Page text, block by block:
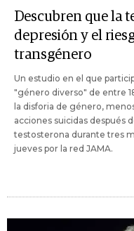
Descubren que la
depresión y el
transgénero
Un estudio en el que
"género diverso" de entre
la disforia de género,
acciones suicidas después
testosterona durante tres
jueves por la red JAMA.